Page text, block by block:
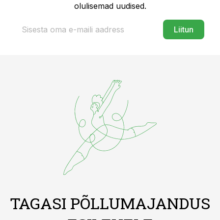
olulisemad uudised.
Liitun
TAGASI PÕLLUMAJANDUS